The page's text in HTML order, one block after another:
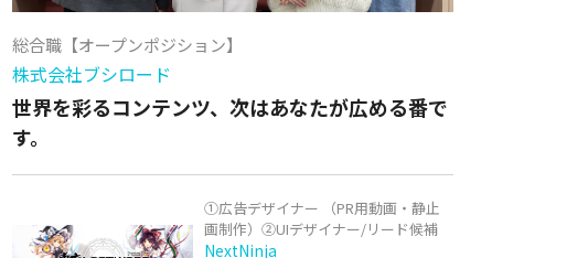
総合職【オープンポジション】
株式会社ブシロード
世界を彩るコンテンツ、次はあなたが広める番で
す。
①広告デザイナー （PR用動画・静止
画制作）②UIデザイナー/リード候補
NextNinja